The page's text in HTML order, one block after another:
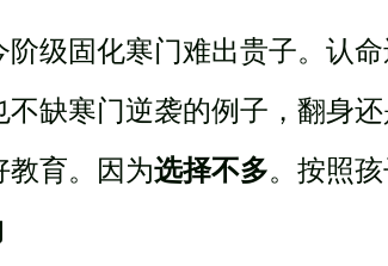
级固化寒门难出贵子。认命
缺寒门逆袭的例子，翻身
教育。因为选择不多。按照